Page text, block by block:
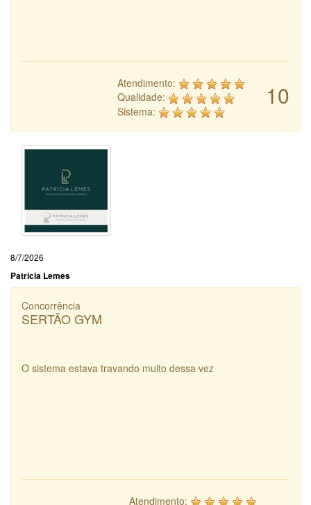
10
Atendimento:
Qualidade:
Sistema:
8/7/2026
Patricia Lemes
Concorrência
SERTÃO GYM
O sistema estava travando muito dessa vez
Atendimento: